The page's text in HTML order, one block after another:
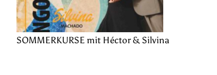
SOMMERKURSE mit Héctor & Silvina